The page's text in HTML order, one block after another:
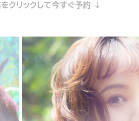
クリックして今すぐ予約 ↓